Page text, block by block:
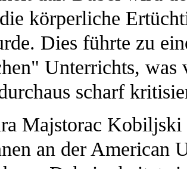
körperliche
Dies führte zu
Unterrichts, was
scharf
Majstorac
an der American